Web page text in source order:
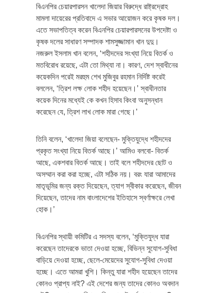
বিএনপির চেয়ারপারসন খালেদা জিয়ার বিরুদ্ধে রাষ্ট্রদ্রোহ
মামলা দায়েরের প্রতিবাদে এ সভার আয়োজন করে কৃষক দল।
এতে সভাপতিত্ব করেন বিএনপির চেয়ারপারসনের উপদেষ্টা ও
কৃষক দলের সাধারণ সম্পাদক শামসুজ্জামান খান দুদু।
নজরুল ইসলাম খান বলেন, ‘শহীদদের সংখ্যা নিয়ে বিতর্ক ও
মতবিরোধ রয়েছে, এটা তো মিথ্যা না। কারণ, দেশ স্বাধীনের
কয়েকদিন পরেই মরহুম শেখ মুজিবুর রহমান নির্দিষ্ট করেই
বললেন, ‘ত্রিশ লক্ষ লোক শহীদ হয়েছেন।’ স্বাধীনতার
কয়েক দিনের মধ্যেই কে কখন হিসাব কিংবা অনুসন্ধান
করেছেন যে, ত্রিশ লাখ লোক মারা গেছে।’
তিনি বলেন, ‘খালেদা জিয়া বলেছেন- মুক্তিযুদ্ধে শহীদদের
প্রকৃত সংখ্যা নিয়ে বিতর্ক আছে।’ আমিও বলবো- বিতর্ক
আছে, একশবার বিতর্ক আছে। তাই বলে শহীদদের ছোট ও
অসম্মান করা করা হচ্ছে, এটা সঠিক নয়। বরং যারা আমাদের
মাতৃভূমির জন্য রক্ত দিয়েছেন, ত্যাগ স্বীকার করেছেন, জীবন
দিয়েছেন, তাদের নাম বাংলাদেশের ইতিহাসে স্বর্ণাক্ষরে লেখা
হোক।’
বিএনপির স্থায়ী কমিটির এ সদস্য বলেন, ‘মুক্তিযুদ্ধ যারা
করেছেন তাদেরকে ভাতা দেওয়া হচ্ছে, বিভিন্ন সুযোগ-সুবিধা
বাড়িয়ে দেওয়া হচ্ছে, ছেলে-মেয়েদের সুযোগ-সুবিধা দেওয়া
হচ্ছে। এতে আমরা খুশি। কিন্তু যারা শহীদ হয়েছেন তাদের
কোনও প্রাপ্য নাই? এই দেশের জন্য তাদের কোনও অবদান